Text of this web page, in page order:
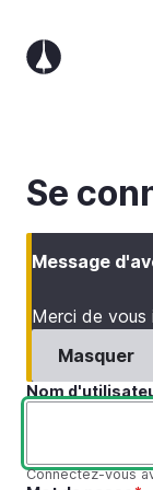
contenu
Se
Message
Merci de vous
Masquer
Nom
Connectez-vous